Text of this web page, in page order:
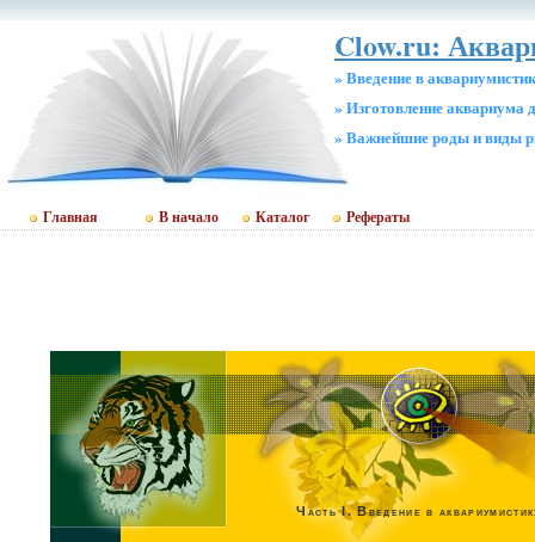
Clow.ru:
» Введение в
» Изготовление аквариума
» Важнейшие роды и виды
Главная В начало Каталог Рефераты
Часть I. Введение в